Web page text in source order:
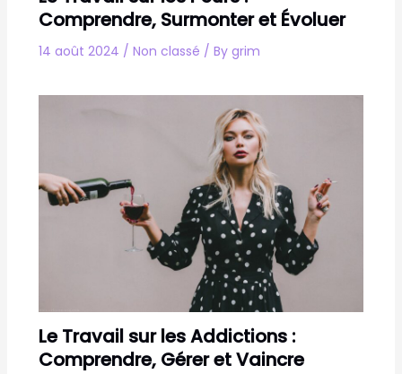
Comprendre, Surmonter et Évoluer
14 août 2024 / Non classé / By grim
Le Travail sur les Addictions :
Comprendre, Gérer et Vaincre